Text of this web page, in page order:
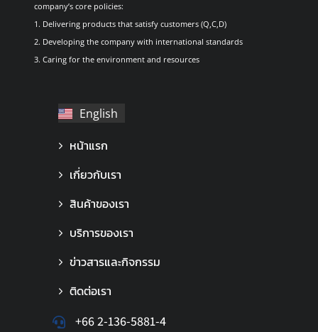
company’s core policies:
1. Delivering products that satisfy customers (Q,C,D)
2. Developing the company with international standards
3. Caring for the environment and resources
English
ไทย
หน้าแรก
เกี่ยวกับเรา
สินค้าของเรา
บริการของเรา
ข่าวสารและกิจกรรม
ติดต่อเรา
+66 2-136-5881-4